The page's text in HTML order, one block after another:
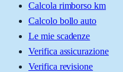
Calcola rimborso km
Calcolo bollo auto
Le mie scadenze
Verifica assicurazione
Verifica revisione